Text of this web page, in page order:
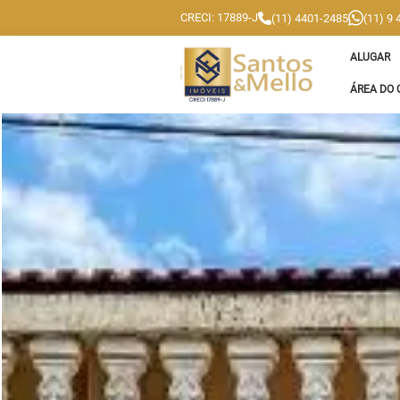
CRECI: 17889-J (11) 4401-2485 (11) 9
ALUGAR
ÁREA DO